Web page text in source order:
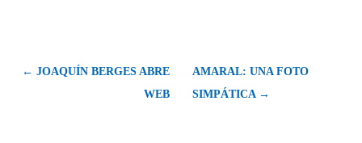
← JOAQUÍN BERGES ABRE
WEB
AMARAL: UNA FOTO
SIMPÁTICA →